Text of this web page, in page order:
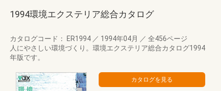
1994環境エクステリア総合カタログ
カタログコード： ER1994 ／ 1994年04月 ／ 全456ページ
人にやさしい環境づくり。環境エクステリア総合カタログ1994
年版です。